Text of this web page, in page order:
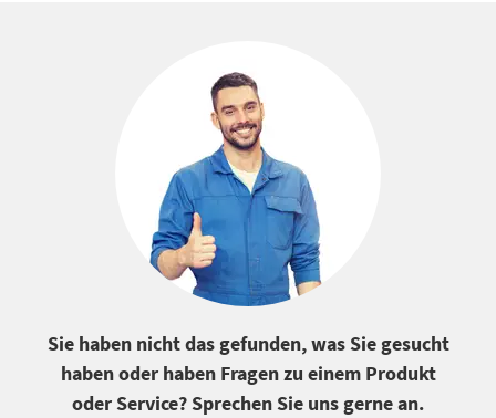
Sie haben nicht das gefunden, was Sie gesucht
haben oder haben Fragen zu einem Produkt
oder Service? Sprechen Sie uns gerne an.